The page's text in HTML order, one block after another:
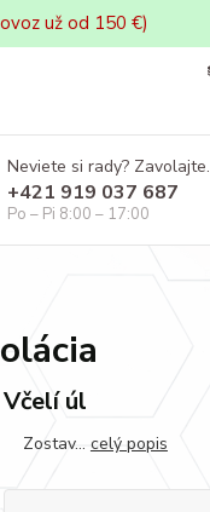
už od 150 €)
Neviete si rady? Zavolajte.
+421 919 037 687
Po – Pi 8:00 – 17:00
Včelí úl
Zostav... celý popis